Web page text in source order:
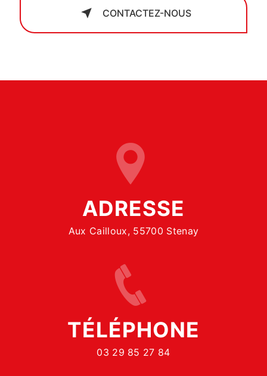
CONTACTEZ-NOUS
ADRESSE
Aux Cailloux, 55700 Stenay
TÉLÉPHONE
03 29 85 27 84